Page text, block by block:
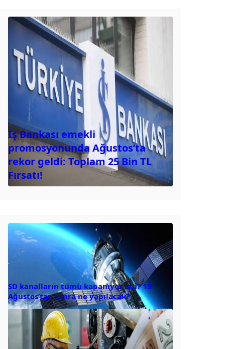
İş Bankası emekli
promosyonunda Ağustos’ta
rekor geldi: Toplam 25 Bin TL
Fırsatı!
SD kanalların tümü kapanıyor mu? 15
Ağustos’tan sonra ne yapılacak?